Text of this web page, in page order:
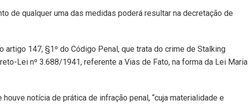
de qualquer uma das medidas poderá resultar na decretação de
artigo 147, §1º do Código Penal, que trata do crime de Stalking
Lei nº 3.688/1941, referente a Vias de Fato, na forma da Lei Maria
notícia de prática de infração penal, “cuja materialidade e